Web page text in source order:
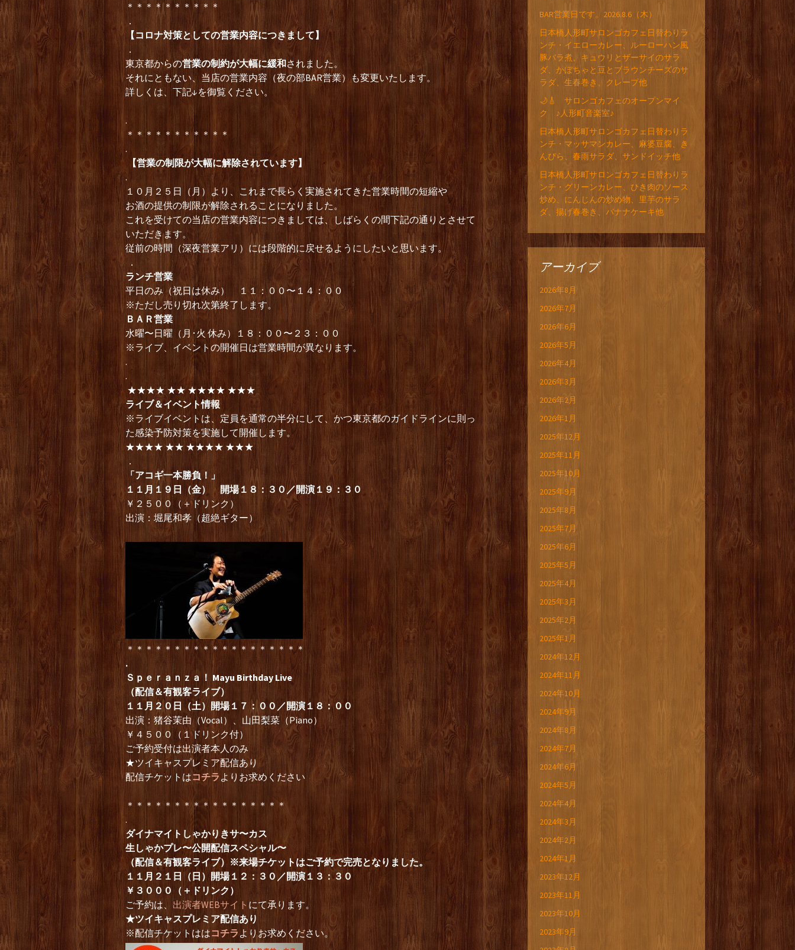
＊＊＊＊＊＊＊＊＊＊
．
【コロナ対策としての営業内容につきまして】
．
東京都からの営業の制約が大幅に緩和されました。
それにともない、当店の営業内容（夜の部BAR営業）も変更いたします。
詳しくは、下記↓を御覧ください。
.
＊＊＊＊＊＊＊＊＊＊＊
.
【営業の制限が大幅に解除されています】
.
１０月２５日（月）より、これまで長らく実施されてきた営業時間の短縮や
お酒の提供の制限が解除されることになりました。
これを受けての当店の営業内容につきましては、しばらくの間下記の通りとさせて
いただきます。
従前の時間（深夜営業アリ）には段階的に戻せるようにしたいと思います。
．
ランチ営業
平日のみ（祝日は休み） １１：００〜１４：００
※ただし売り切れ次第終了します。
ＢＡＲ営業
水曜〜日曜（月･火 休み）１８：００〜２３：００
※ライブ、イベントの開催日は営業時間が異なります。
.
.
★★★★ ★★ ★★★★ ★★★
ライブ＆イベント情報
※ライブイベントは、定員を通常の半分にして、かつ東京都のガイドラインに則っ
た感染予防対策を実施して開催します。
★★★★ ★★ ★★★★ ★★★
．
「アコギ一本勝負！」
１１月１９日（金） 開場１８：３０／開演１９：３０
￥２５００（＋ドリンク）
出演：堀尾和孝（超絶ギター）
＊＊＊＊＊＊＊＊＊＊＊＊＊＊＊＊＊＊＊
.
Ｓｐｅｒａｎｚａ！ Mayu Birthday Live
（配信＆有観客ライブ）
１１月２０日（土）開場１７：００／開演１８：００
出演：猪谷茉由（Vocal）、山田梨菜（Piano）
￥４５００（１ドリンク付）
ご予約受付は出演者本人のみ
★ツイキャスプレミア配信あり
配信チケットはコチラ よりお求めください
＊＊＊＊＊＊＊＊＊＊＊＊＊＊＊＊＊
.
ダイナマイトしゃかりきサ〜カス
生しゃかプレ〜公開配信スペシャル〜
（配信＆有観客ライブ）※来場チケットはご予約で完売となりました。
１１月２１日（日）開場１２：３０／開演１３：３０
￥３０００（＋ドリンク）
ご予約は、 出演者WEBサイト にて承ります。
★ツイキャスプレミア配信あり
※配信チケットははコチラ よりお求めください。
BAR営業日です。2026.8.6（木）
日本橋人形町サロンゴカフェ日替わりラ
ンチ・イエローカレー、ルーローハン風
豚バラ煮、キュウリとザーサイのサラ
ダ、かぼちゃと豆とブラウンチーズのサ
ラダ、生春巻き、クレープ他
🌙🎸 サロンゴカフェのオープンマイ
ク ♪人形町音楽室♪
日本橋人形町サロンゴカフェ日替わりラ
ンチ・マッサマンカレー、麻婆豆腐、き
んぴら、春雨サラダ、サンドイッチ他
日本橋人形町サロンゴカフェ日替わりラ
ンチ・グリーンカレー、ひき肉のソース
炒め、にんじんの炒め物、里芋のサラ
ダ、揚げ春巻き、バナナケーキ他
アーカイブ
2026年8月
2026年7月
2026年6月
2026年5月
2026年4月
2026年3月
2026年2月
2026年1月
2025年12月
2025年11月
2025年10月
2025年9月
2025年8月
2025年7月
2025年6月
2025年5月
2025年4月
2025年3月
2025年2月
2025年1月
2024年12月
2024年11月
2024年10月
2024年9月
2024年8月
2024年7月
2024年6月
2024年5月
2024年4月
2024年3月
2024年2月
2024年1月
2023年12月
2023年11月
2023年10月
2023年9月